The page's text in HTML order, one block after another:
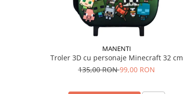
MANENTI
Troler 3D cu personaje Minecraft 32 cm
135,00 RON99,00 RON